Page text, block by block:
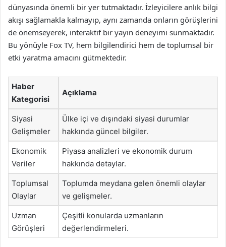
dünyasında önemli bir yer tutmaktadır. İzleyicilere anlık bilgi
akışı sağlamakla kalmayıp, aynı zamanda onların görüşlerini
de önemseyerek, interaktif bir yayın deneyimi sunmaktadır.
Bu yönüyle Fox TV, hem bilgilendirici hem de toplumsal bir
etki yaratma amacını gütmektedir.
Haber
Kategorisi
Açıklama
Siyasi
Gelişmeler
Ülke içi ve dışındaki siyasi durumlar
hakkında güncel bilgiler.
Ekonomik
Veriler
Piyasa analizleri ve ekonomik durum
hakkında detaylar.
Toplumsal
Olaylar
Toplumda meydana gelen önemli olaylar
ve gelişmeler.
Uzman
Görüşleri
Çeşitli konularda uzmanların
değerlendirmeleri.